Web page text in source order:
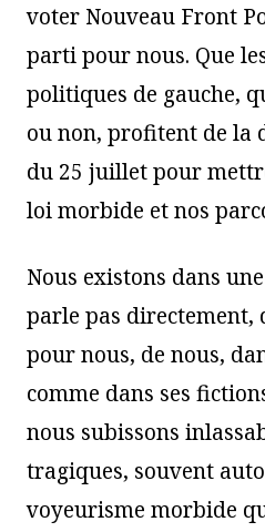
voter Nouveau Front
parti pour nous. Que
politiques de gauche,
ou non, profitent de la
du 25 juillet pour
loi morbide et nos
Nous existons dans
parle pas
pour nous, de nous,
comme dans ses
nous subissons
tragiques, souvent
voyeurisme morbide